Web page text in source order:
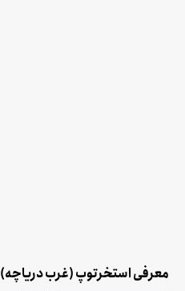
معرفی استخرتوپ (غرب دریاچه)